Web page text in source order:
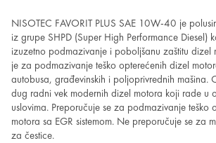
NISOTEC FAVORIT PLUS SAE 10W-40 je
iz grupe SHPD (Super High Performance Diesel)
izuzetno podmazivanje i poboljšanu zaštitu dizel
je za podmazivanje teško opterećenih dizel
autobusa, građevinskih i poljoprivrednih mašina.
dug radni vek modernih dizel motora koji rade u
uslovima. Preporučuje se za podmazivanje teško
motora sa EGR sistemom. Ne preporučuje se za
za čestice.